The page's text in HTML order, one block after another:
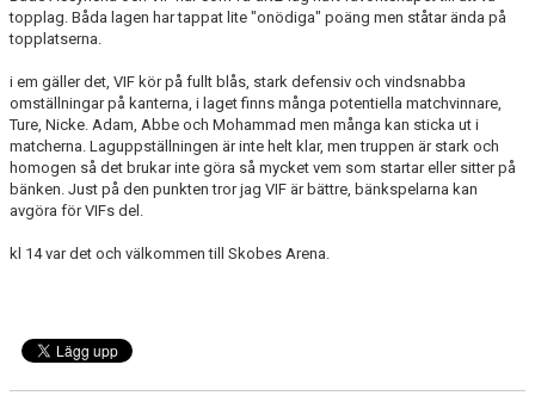
KONTAKT / BOKNING
topplag. Båda lagen har tappat lite "onödiga" poäng men ståtar ända på
topplatserna.
i em gäller det, VIF kör på fullt blås, stark defensiv och vindsnabba
omställningar på kanterna, i laget finns många potentiella matchvinnare,
Ture, Nicke. Adam, Abbe och Mohammad men många kan sticka ut i
matcherna. Laguppställningen är inte helt klar, men truppen är stark och
homogen så det brukar inte göra så mycket vem som startar eller sitter på
bänken. Just på den punkten tror jag VIF är bättre, bänkspelarna kan
avgöra för VIFs del.
kl 14 var det och välkommen till Skobes Arena.